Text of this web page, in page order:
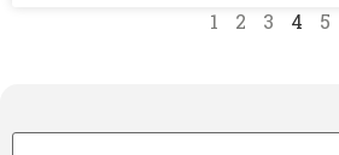
1 2 3 4 5